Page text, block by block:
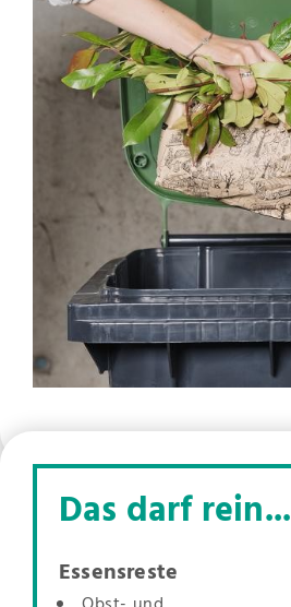
Das darf rein...
Essensreste